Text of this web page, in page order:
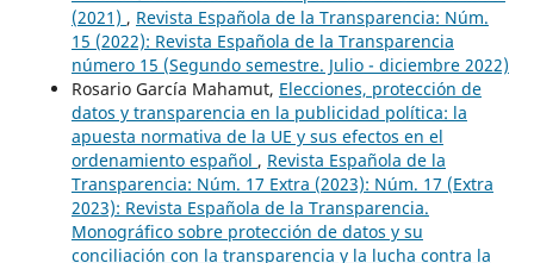
(2021) , Revista Española de la Transparencia: Núm.
15 (2022): Revista Española de la Transparencia
número 15 (Segundo semestre. Julio - diciembre 2022)
Rosario García Mahamut, Elecciones, protección de
datos y transparencia en la publicidad política: la
apuesta normativa de la UE y sus efectos en el
ordenamiento español , Revista Española de la
Transparencia: Núm. 17 Extra (2023): Núm. 17 (Extra
2023): Revista Española de la Transparencia.
Monográfico sobre protección de datos y su
conciliación con la transparencia y la lucha contra la